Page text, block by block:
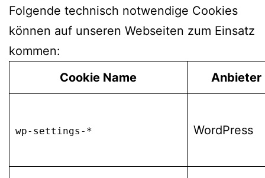
Folgende technisch notwendige Cookies
können auf unseren Webseiten zum Einsatz
kommen:
Cookie Name
Anbieter
wp-settings-* WordPress